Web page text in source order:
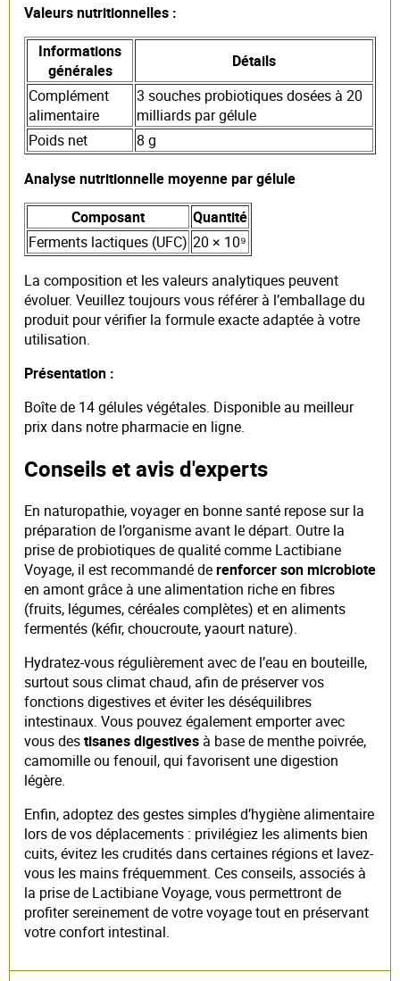
Valeurs nutritionnelles :
Informations
générales
Détails
Complément
alimentaire
3 souches probiotiques dosées à 20
milliards par gélule
Poids net
8 g
Analyse nutritionnelle moyenne par gélule
Composant
Quantité
Ferments lactiques (UFC) 20 × 10⁹
La composition et les valeurs analytiques peuvent
évoluer. Veuillez toujours vous référer à l’emballage du
produit pour vérifier la formule exacte adaptée à votre
utilisation.
Présentation :
Boîte de 14 gélules végétales. Disponible au meilleur
prix dans notre pharmacie en ligne.
Conseils et avis d'experts
En naturopathie, voyager en bonne santé repose sur la
préparation de l’organisme avant le départ. Outre la
prise de probiotiques de qualité comme Lactibiane
Voyage, il est recommandé derenforcer son microbiote
en amont grâce à une alimentation riche en fibres
(fruits, légumes, céréales complètes) et en aliments
fermentés (kéfir, choucroute, yaourt nature).
Hydratez-vous régulièrement avec de l’eau en bouteille,
surtout sous climat chaud, afin de préserver vos
fonctions digestives et éviter les déséquilibres
intestinaux. Vous pouvez également emporter avec
vous destisanes digestives à base de menthe poivrée,
camomille ou fenouil, qui favorisent une digestion
légère.
Enfin, adoptez des gestes simples d’hygiène alimentaire
lors de vos déplacements : privilégiez les aliments bien
cuits, évitez les crudités dans certaines régions et lavez-
vous les mains fréquemment. Ces conseils, associés à
la prise de Lactibiane Voyage, vous permettront de
profiter sereinement de votre voyage tout en préservant
votre confort intestinal.